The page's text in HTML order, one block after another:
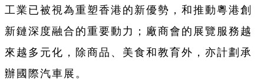
工業已被視為重塑香港的新優勢，和推動粵港創
新鏈深度融合的重要動力；廠商會的展覽服務越
來越多元化，除商品、美食和教育外，亦計劃承
辦國際汽車展。